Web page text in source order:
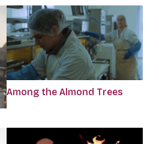
Among the Almond Trees